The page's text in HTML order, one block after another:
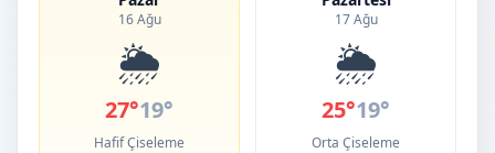
16 Ağu
🌦️
27°19°
Hafif Çiseleme
17 Ağu
🌦️
25°19°
Orta Çiseleme